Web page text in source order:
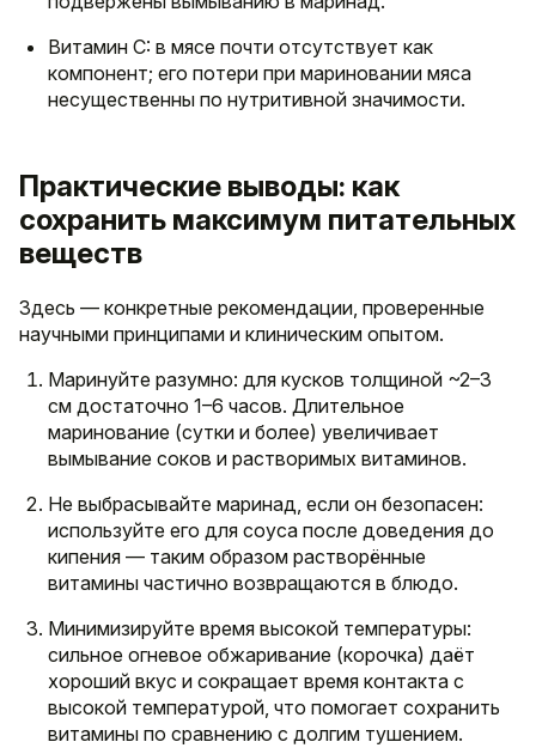
Витамин C: в мясе почти отсутствует как
компонент; его потери при мариновании мяса
несущественны по нутритивной значимости.
Практические выводы: как
сохранить максимум питательных
веществ
Здесь — конкретные рекомендации, проверенные
научными принципами и клиническим опытом.
Маринуйте разумно: для кусков толщиной ~2–3
см достаточно 1–6 часов. Длительное
маринование (сутки и более) увеличивает
вымывание соков и растворимых витаминов.
Не выбрасывайте маринад, если он безопасен:
используйте его для соуса после доведения до
кипения — таким образом растворённые
витамины частично возвращаются в блюдо.
Минимизируйте время высокой температуры:
сильное огневое обжаривание (корочка) даёт
хороший вкус и сокращает время контакта с
высокой температурой, что помогает сохранить
витамины по сравнению с долгим тушением.